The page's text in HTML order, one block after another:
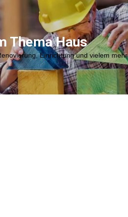
Thema Haus
Einrichtung und vielem mehr